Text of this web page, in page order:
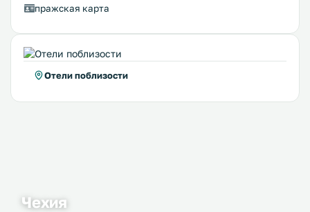
пражская карта
Отели поблизости
Чехия